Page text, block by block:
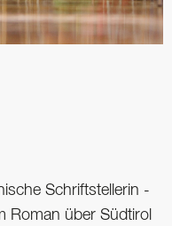
Schriftstellerin
Roman über Südtirol